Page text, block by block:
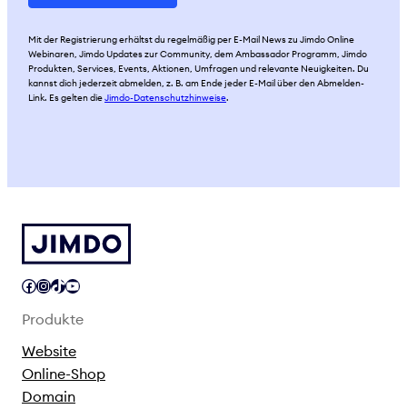
Mit der Registrierung erhältst du regelmäßig per E-Mail News zu Jimdo Online
Webinaren, Jimdo Updates zur Community, dem Ambassador Programm, Jimdo
Produkten, Services, Events, Aktionen, Umfragen und relevante Neuigkeiten. Du
kannst dich jederzeit abmelden, z. B. am Ende jeder E-Mail über den Abmelden-
Link. Es gelten dieJimdo-Datenschutzhinweise.
Facebook InstagramTikTok YouTube
Produkte
Website
Online-Shop
Domain